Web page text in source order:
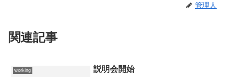
管理人
関連記事
working 説明会開始